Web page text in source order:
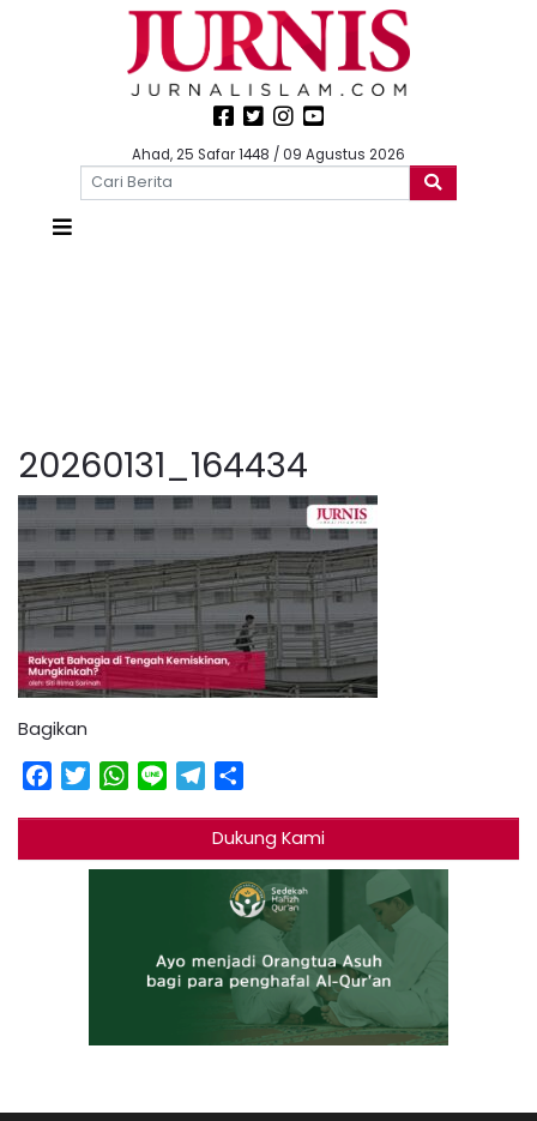
Ahad, 25 Safar 1448 / 09 Agustus 2026
20260131_164434
Bagikan
Facebook
TwitterWhatsApp
Line Telegram
Dukung Kami